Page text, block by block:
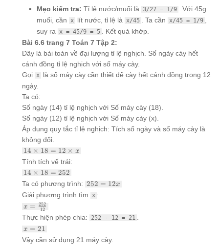
Mẹo kiểm tra: Tỉ lệ nước/muối là 3/27 = 1/9
. Với 45g
muối, cần x lít nước, tỉ lệ là x/45 . Ta cần x/45 = 1/9
suy ra x = 45/9 = 5
. Kết quả khớp.
Bài 6.6 trang 7 Toán 7 Tập 2:
Đây là bài toán về đại lượng tỉ lệ nghịch. Số ngày cày hết
cánh đồng tỉ lệ nghịch với số máy cày.
Gọi x là số máy cày cần thiết để cày hết cánh đồng trong 12
ngày.
Ta có:
Số ngày (14) tỉ lệ nghịch với Số máy cày (18).
Số ngày (12) tỉ lệ nghịch với Số máy cày (x).
Áp dụng quy tắc tỉ lệ nghịch: Tích số ngày và số máy cày là
không đổi.
14
\times
18 =
12
\times
x
14 × 18 = 12 × x
Tính tích vế trái:
14
\times
18 =
252
14 × 18 = 252
Ta có phương trình: 252
12x
252 = 12x
Giải phương trình tìm x :
x =
\frac{252}
{12}
x = 12
252
Thực hiện phép chia: 252 ÷ 12 = 21
x
=
21
x = 21
Vậy cần sử dụng 21 máy cày.